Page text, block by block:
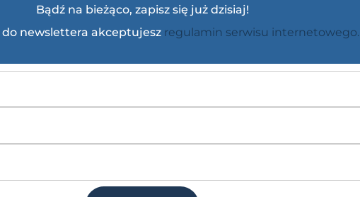
Bądź na bieżąco, zapisz się już dzisiaj!
do newslettera akceptujesz regulamin serwisu internetowego.